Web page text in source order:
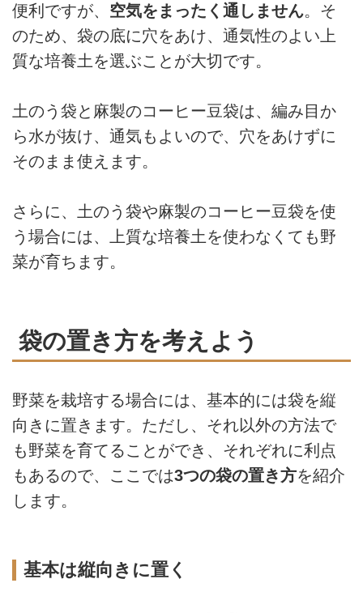
便利ですが、 空気をまったく通しません。そ
のため、袋の底に穴をあけ、通気性のよい上
質な培養土を選ぶことが大切です。
土のう袋と麻製のコーヒー豆袋は、編み目か
ら水が抜け、通気もよいので、穴をあけずに
そのまま使えます。
さらに、土のう袋や麻製のコーヒー豆袋を使
う場合には、上質な培養土を使わなくても野
菜が育ちます。
袋の置き方を考えよう
野菜を栽培する場合には、基本的には袋を縦
向きに置きます。ただし、それ以外の方法で
も野菜を育てることができ、それぞれに利点
もあるので、ここでは3つの袋の置き方を紹介
します。
基本は縦向きに置く